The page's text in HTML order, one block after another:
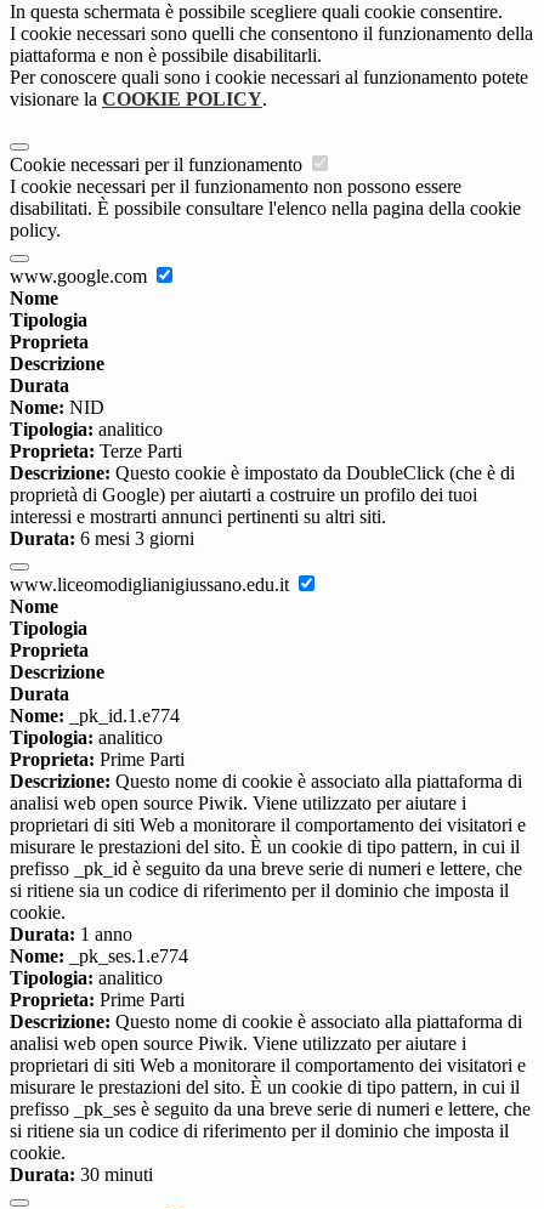
In questa schermata è possibile scegliere quali cookie consentire.
I cookie necessari sono quelli che consentono il funzionamento della
piattaforma e non è possibile disabilitarli.
Per conoscere quali sono i cookie necessari al funzionamento potete
visionare la COOKIE POLICY.
Cookie necessari per il funzionamento
I cookie necessari per il funzionamento non possono essere
disabilitati. È possibile consultare l'elenco nella pagina della cookie
policy.
www.google.com
Nome
Tipologia
Proprieta
Descrizione
Durata
Nome: NID
Tipologia: analitico
Proprieta: Terze Parti
Descrizione: Questo cookie è impostato da DoubleClick (che è di
proprietà di Google) per aiutarti a costruire un profilo dei tuoi
interessi e mostrarti annunci pertinenti su altri siti.
Durata: 6 mesi 3 giorni
www.liceomodiglianigiussano.edu.it
Nome
Tipologia
Proprieta
Descrizione
Durata
Nome: _pk_id.1.e774
Tipologia: analitico
Proprieta: Prime Parti
Descrizione: Questo nome di cookie è associato alla piattaforma di
analisi web open source Piwik. Viene utilizzato per aiutare i
proprietari di siti Web a monitorare il comportamento dei visitatori e
misurare le prestazioni del sito. È un cookie di tipo pattern, in cui il
prefisso _pk_id è seguito da una breve serie di numeri e lettere, che
si ritiene sia un codice di riferimento per il dominio che imposta il
cookie.
Durata: 1 anno
Nome: _pk_ses.1.e774
Tipologia: analitico
Proprieta: Prime Parti
Descrizione: Questo nome di cookie è associato alla piattaforma di
analisi web open source Piwik. Viene utilizzato per aiutare i
proprietari di siti Web a monitorare il comportamento dei visitatori e
misurare le prestazioni del sito. È un cookie di tipo pattern, in cui il
prefisso _pk_ses è seguito da una breve serie di numeri e lettere, che
si ritiene sia un codice di riferimento per il dominio che imposta il
cookie.
Durata: 30 minuti